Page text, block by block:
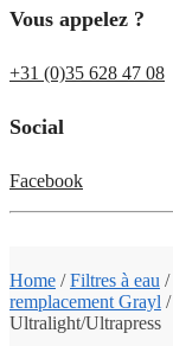
Vous appelez ?
+31 (0)35 628 47 08
Social
Facebook
Home /Filtres à eau /
remplacement Grayl /
Ultralight/Ultrapress